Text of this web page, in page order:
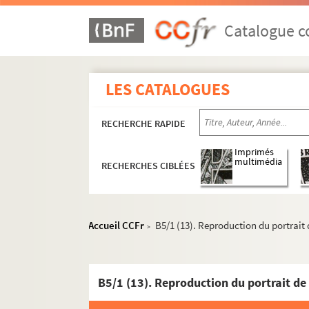
Catalogue
LES CATALOGUES
RECHERCHE RAPIDE
RECHERCHES CIBLÉES
Imprimés
multimédia
Accueil CCFr > B5/1 (13). Reproduction du portrait
B5/1 (13). Reproduction du portrait